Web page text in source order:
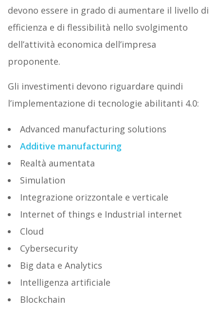
devono essere in grado di aumentare il livello di
efficienza e di flessibilità nello svolgimento
dell’attività economica dell’impresa
proponente.
Gli investimenti devono riguardare quindi
l’implementazione di tecnologie abilitanti 4.0:
Advanced manufacturing solutions
Additive manufacturing
Realtà aumentata
Simulation
Integrazione orizzontale e verticale
Internet of things e Industrial internet
Cloud
Cybersecurity
Big data e Analytics
Intelligenza artificiale
Blockchain